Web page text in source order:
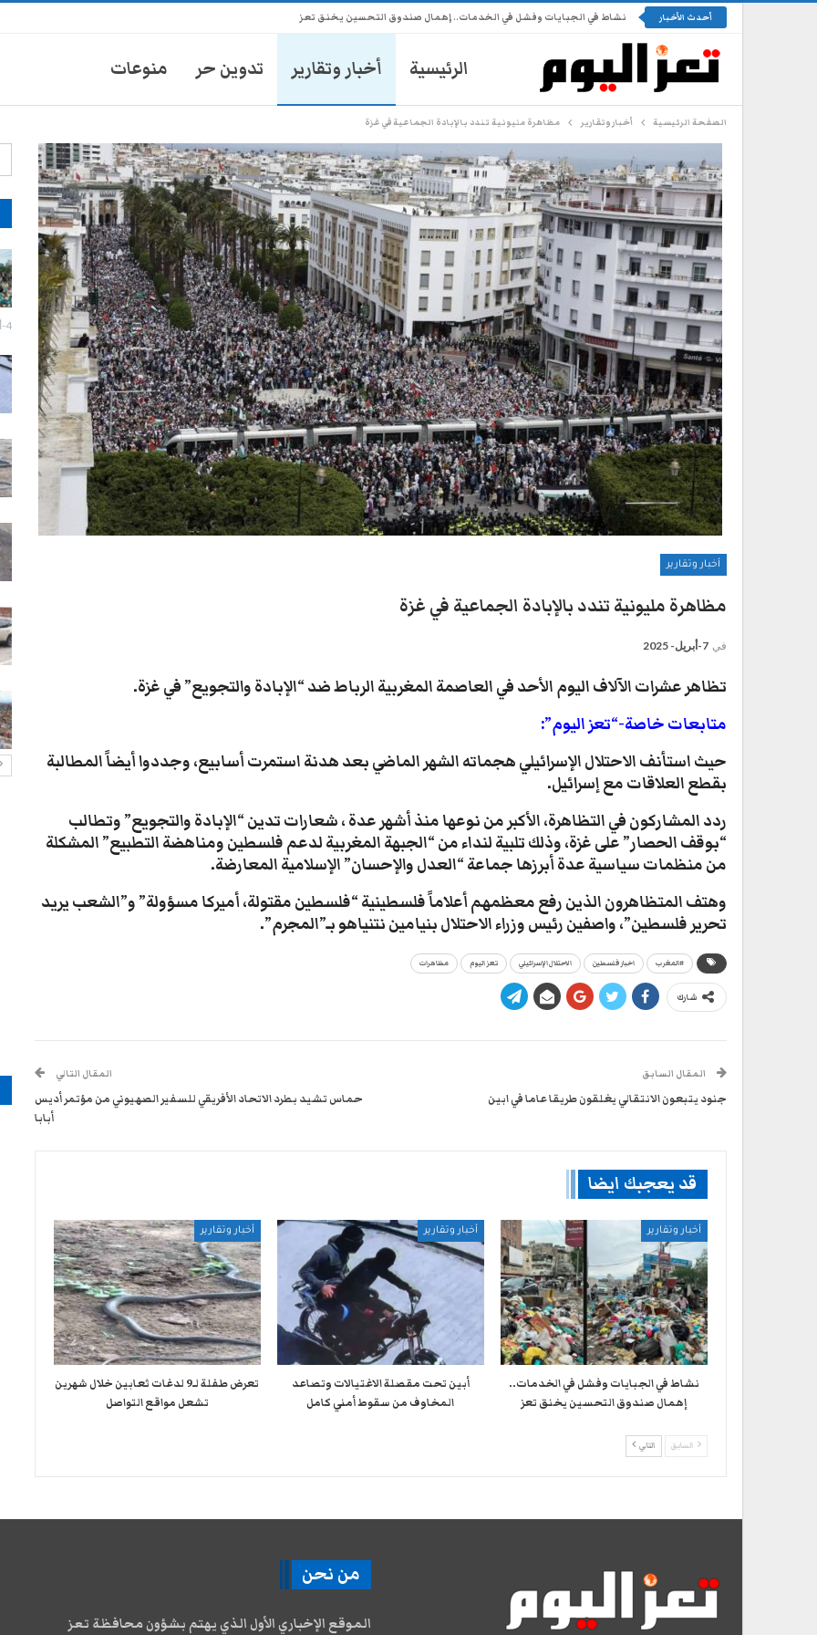
أحدث الأخبار نشاط في الجبايات وفشل في الخدمات.. إهمال صندوق التحسين يخنق تعز
الرئيسية أخبار وتقارير تدوين حر منوعات
الصفحة الرئيسية أخبار وتقارير مظاهرة مليونية تندد بالإبادة الجماعية في غزة
أخبار وتقارير
مظاهرة مليونية تندد بالإبادة الجماعية في غزة
في 7-أبريل- 2025
تظاهر عشرات الآلاف اليوم الأحد في العاصمة المغربية الرباط ضد “الإبادة والتجويع” في غزة.
متابعات خاصة-“تعز اليوم”:
حيث استأنف الاحتلال الإسرائيلي هجماته الشهر الماضي بعد هدنة استمرت أسابيع، وجددوا أيضاً المطالبة
بقطع العلاقات مع إسرائيل.
ردد المشاركون في التظاهرة، الأكبر من نوعها منذ أشهر عدة ، شعارات تدين “الإبادة والتجويع” وتطالب
“بوقف الحصار” على غزة، وذلك تلبية لنداء من “الجبهة المغربية لدعم فلسطين ومناهضة التطبيع” المشكلة
من منظمات سياسية عدة أبرزها جماعة “العدل والإحسان” الإسلامية المعارضة.
وهتف المتظاهرون الذين رفع معظمهم أعلاماً فلسطينية “فلسطين مقتولة، أميركا مسؤولة” و”الشعب يريد
تحرير فلسطين”، واصفين رئيس وزراء الاحتلال بنيامين نتنياهو بـ”المجرم”.
#المغرب اخبار فلسطين الاحتلال الإسرائيلي تعز اليوم مظاهرات
شارك
المقال السابق
جنود يتبعون الانتقالي يغلقون طريقا عاما في ابين
المقال التالي
حماس تشيد بطرد الاتحاد الأفريقي للسفير الصهيوني من مؤتمر أديس
أبابا
قد يعجبك ايضا
أخبار وتقارير
نشاط في الجبايات وفشل في الخدمات..
إهمال صندوق التحسين يخنق تعز
أخبار وتقارير
أبين تحت مقصلة الاغتيالات وتصاعد
المخاوف من سقوط أمني كامل
أخبار وتقارير
تعرض طفلة لـ9 لدغات ثعابين خلال شهرين
تشعل مواقع التواصل
السابق التالي
إزالة صور الزُبيدي تفجر اشتباكات
مسلحة وحالة توتر في عدن
27-يوليو- 2026
تعز: احتجاج لبائعي الدجاج رفضاً
لفرض رسوم غير قانونية
27-يوليو- 2026
أزمة الغاز تخنق تعز والمواطنون
عالقون في الطوابير
26-يوليو- 2026
عدن: قوة عسكرية تطرد قيادات
نقابة عمال الجنوب وتصيب رئيسها
هجوم مسلح يستهدف منزل مواطن
في تعز
4-أغسطس- 2026
من نحن
الموقع الإخباري الأول الذي يهتم بشؤون محافظة تعز